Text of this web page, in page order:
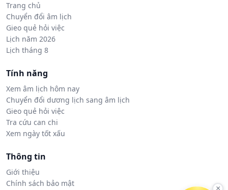
Trang chủ
Chuyển đổi âm lịch
Gieo quẻ hỏi việc
Lịch năm 2026
Lịch tháng 8
Tính năng
Xem âm lịch hôm nay
Chuyển đổi dương lịch sang âm lịch
Gieo quẻ hỏi việc
Tra cứu can chi
Xem ngày tốt xấu
Thông tin
Giới thiệu
Chính sách bảo mật
×